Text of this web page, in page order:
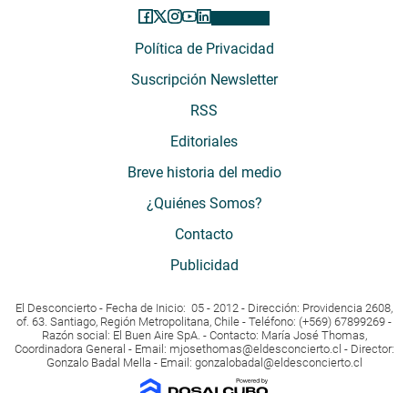
Política de Privacidad
Suscripción Newsletter
RSS
Editoriales
Breve historia del medio
¿Quiénes Somos?
Contacto
Publicidad
El Desconcierto - Fecha de Inicio: 05 - 2012 - Dirección: Providencia 2608,
of. 63. Santiago, Región Metropolitana, Chile - Teléfono: (+569) 67899269 -
Razón social: El Buen Aire SpA. - Contacto: María José Thomas,
Coordinadora General - Email: mjosethomas@eldesconcierto.cl - Director:
Gonzalo Badal Mella - Email: gonzalobadal@eldesconcierto.cl